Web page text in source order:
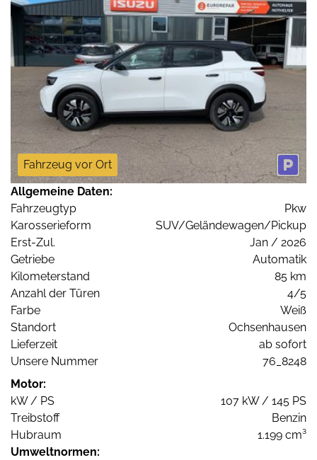
Fahrzeug vor Ort
Allgemeine Daten:
Fahrzeugtyp
Pkw
Karosserieform
SUV/Geländewagen/Pickup
Erst-Zul.
Jan / 2026
Getriebe
Automatik
Kilometerstand
85 km
Anzahl der Türen
4/5
Farbe
Weiß
Standort
Ochsenhausen
Lieferzeit
ab sofort
Unsere Nummer
76_8248
Motor:
kW / PS
107 kW / 145 PS
Treibstoff
Benzin
Hubraum
1.199 cm³
Umweltnormen: